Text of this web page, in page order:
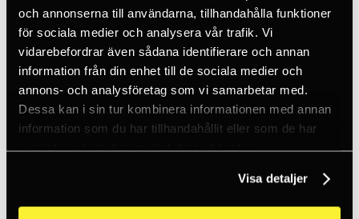
och annonserna till användarna, tillhandahålla funktioner
för sociala medier och analysera vår trafik. Vi
vidarebefordrar även sådana identifierare och annan
information från din enhet till de sociala medier och
annons- och analysföretag som vi samarbetar med.
Dessa kan i sin tur kombinera informationen med annan
information som du har tillhandahållit eller som de har
samlat in när du har använt deras tjänster.
Visa detaljer
Figure 8 descenders
Ice climbing